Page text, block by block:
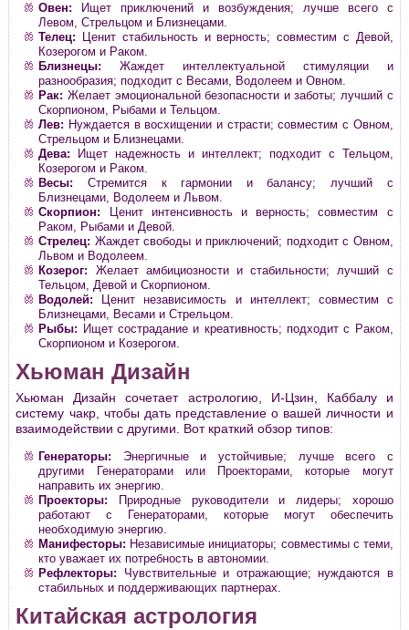
Овен: Ищет приключений и возбуждения; лучше всего с
Левом, Стрельцом и Близнецами.
Телец: Ценит стабильность и верность; совместим с Девой,
Козерогом и Раком.
Близнецы: Жаждет интеллектуальной стимуляции и
разнообразия; подходит с Весами, Водолеем и Овном.
Рак: Желает эмоциональной безопасности и заботы; лучший с
Скорпионом, Рыбами и Тельцом.
Лев: Нуждается в восхищении и страсти; совместим с Овном,
Стрельцом и Близнецами.
Дева: Ищет надежность и интеллект; подходит с Тельцом,
Козерогом и Раком.
Весы: Стремится к гармонии и балансу; лучший с
Близнецами, Водолеем и Львом.
Скорпион: Ценит интенсивность и верность; совместим с
Раком, Рыбами и Девой.
Стрелец: Жаждет свободы и приключений; подходит с Овном,
Львом и Водолеем.
Козерог: Желает амбициозности и стабильности; лучший с
Тельцом, Девой и Скорпионом.
Водолей: Ценит независимость и интеллект; совместим с
Близнецами, Весами и Стрельцом.
Рыбы: Ищет сострадание и креативность; подходит с Раком,
Скорпионом и Козерогом.
Хьюман Дизайн
Хьюман Дизайн сочетает астрологию, И-Цзин, Каббалу и
систему чакр, чтобы дать представление о вашей личности и
взаимодействии с другими. Вот краткий обзор типов:
Генераторы: Энергичные и устойчивые; лучше всего с
другими Генераторами или Проекторами, которые могут
направить их энергию.
Проекторы: Природные руководители и лидеры; хорошо
работают с Генераторами, которые могут обеспечить
необходимую энергию.
Манифесторы: Независимые инициаторы; совместимы с теми,
кто уважает их потребность в автономии.
Рефлекторы: Чувствительные и отражающие; нуждаются в
стабильных и поддерживающих партнерах.
Китайская астрология